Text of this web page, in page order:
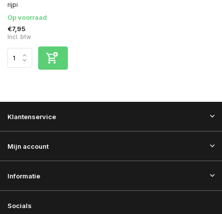
rijpi
Op voorraad
€7,95
Incl. btw
Klantenservice
Mijn account
Informatie
Socials